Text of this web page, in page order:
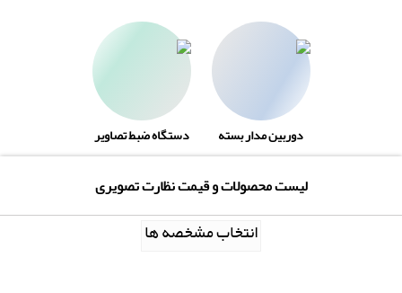
دوربین مدار بسته دستگاه ضبط تصاویر
لیست محصولات و قیمت نظارت تصویری
انتخاب مشخصه ها